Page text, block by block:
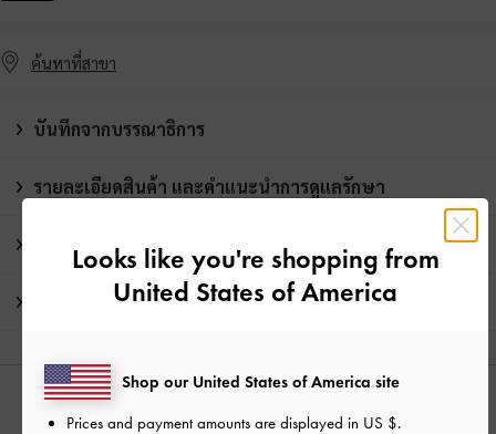
ค้นหาที่สาขา
บันทึกจากบรรณาธิการ
รายละเอียดสินค้า และคำแนะนำการดูแลรักษา
การจัดส่ง และการคืนสินค้า
คุณอาจจะชอบสินค้านี้
Looks like you're shopping from
United States of America
Shop our United States of America site
Prices and payment amounts are displayed in US $.